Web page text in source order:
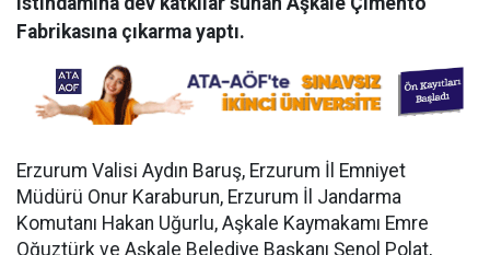
Fabrikasına çıkarma yaptı.
Erzurum Valisi Aydın Baruş, Erzurum İl Emniyet
Müdürü Onur Karaburun, Erzurum İl Jandarma
Komutanı Hakan Uğurlu, Aşkale Kaymakamı Emre
Oğuztürk ve Aşkale Belediye Başkanı Şenol Polat,